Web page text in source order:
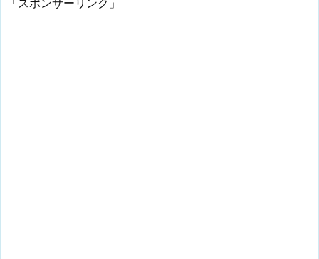
「スポンサーリンク」